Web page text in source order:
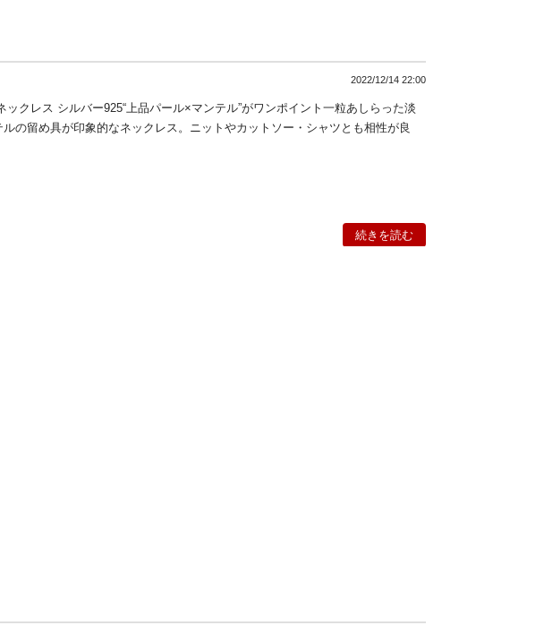
2022/12/14 22:00
クレス シルバー925“上品パール×マンテル”がワンポイント一粒あしらった淡
の留め具が印象的なネックレス。ニットやカットソー・シャツとも相性が良
続きを読む